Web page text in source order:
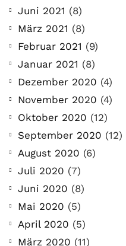
Juni 2021 (8)
März 2021 (8)
Februar 2021 (9)
Januar 2021 (8)
Dezember 2020 (4)
November 2020 (4)
Oktober 2020 (12)
September 2020 (12)
August 2020 (6)
Juli 2020 (7)
Juni 2020 (8)
Mai 2020 (5)
April 2020 (5)
März 2020 (11)